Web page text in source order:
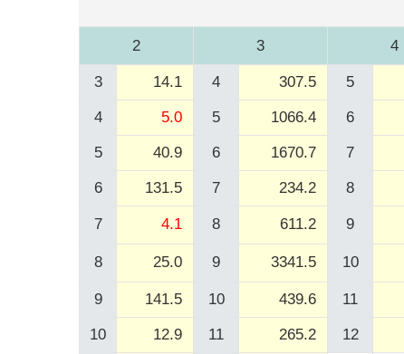
2 3 4
3 14.1 4 307.5 5
4 5.0 5 1066.4 6
5 40.9 6 1670.7 7
6 131.5 7 234.2 8
7 4.1 8 611.2 9
8 25.0 9 3341.5 10
9 141.5 10 439.6 11
10 12.9 11 265.2 12